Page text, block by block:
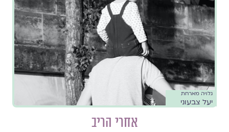
גלויה מארחת
יעל צבעוני
אחרי הריב